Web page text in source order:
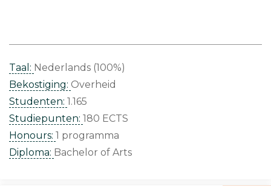
Taal: Nederlands (100%)
Bekostiging: Overheid
Studenten: 1.165
Studiepunten: 180 ECTS
Honours: 1 programma
Diploma: Bachelor of Arts